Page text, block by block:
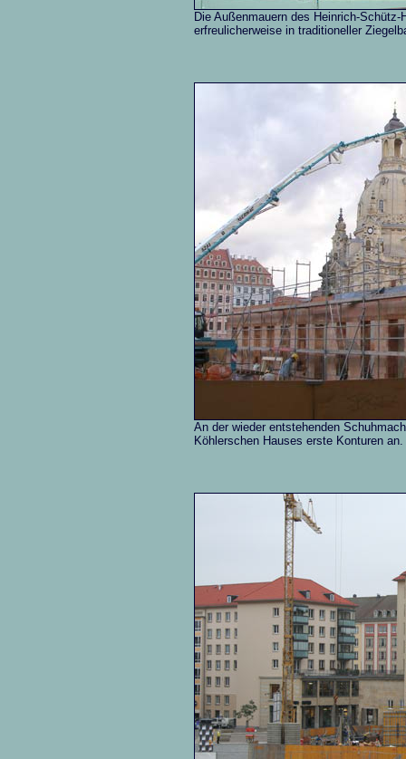
Die Außenmauern des Heinrich-
erfreulicherweise in traditioneller
An der wieder entstehenden
Köhlerschen Hauses erste Konturen an.